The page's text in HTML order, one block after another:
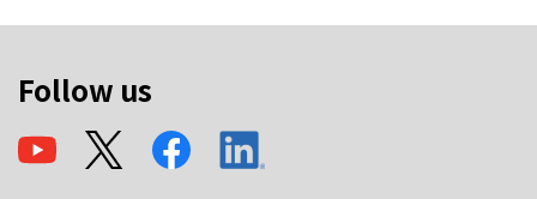
Follow us